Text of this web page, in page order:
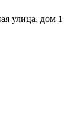
улица, дом 1